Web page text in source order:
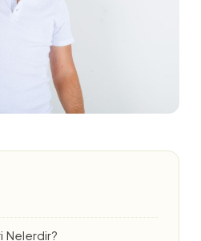
Nelerdir?